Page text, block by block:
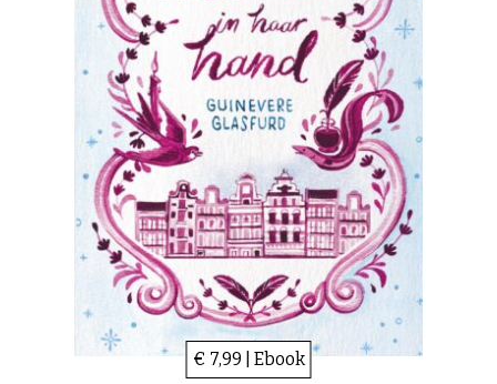
€ 7,99 | Ebook